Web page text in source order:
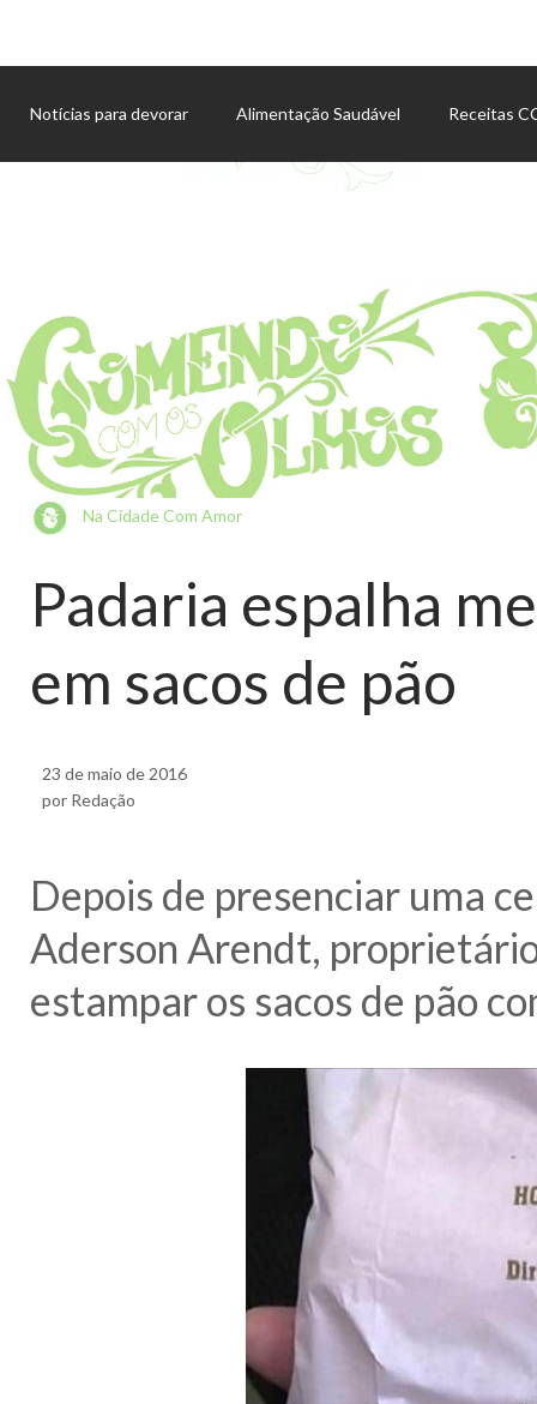
Notícias para devorar Alimentação Saudável Receitas
Na Cidade Com Amor
Padaria espalha
em sacos de pão
23 de maio de 2016
por Redação
Depois de presenciar uma
Aderson Arendt,
estampar os sacos de pão